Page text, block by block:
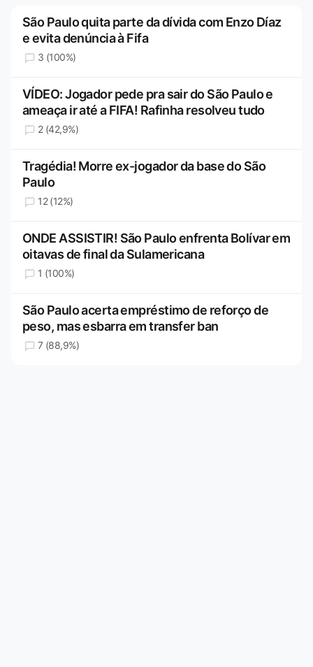
São Paulo quita parte da dívida com Enzo Díaz
e evita denúncia à Fifa
3 (100%)
VÍDEO: Jogador pede pra sair do São Paulo e
ameaça ir até a FIFA! Rafinha resolveu tudo
2 (42,9%)
Tragédia! Morre ex-jogador da base do São
Paulo
12 (12%)
ONDE ASSISTIR! São Paulo enfrenta Bolívar em
oitavas de final da Sulamericana
1 (100%)
São Paulo acerta empréstimo de reforço de
peso, mas esbarra em transfer ban
7 (88,9%)